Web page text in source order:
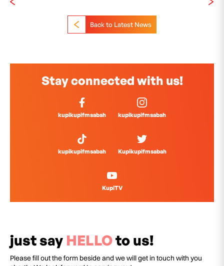
Back to Latest News
Stay connected with us!
kupikupifmsabah kupikupifmsabah
kupikupifmsabah Kupikupifmsabah
KupiTV
just say HELLOto us!
Please fill out the form beside and we will get in touch with you